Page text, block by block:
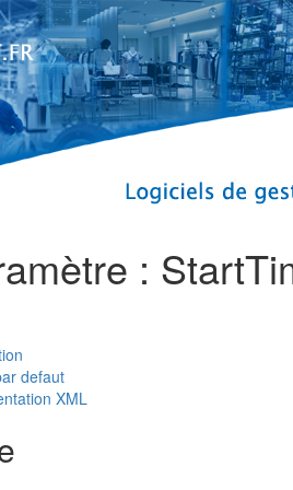
:
defaut
XML